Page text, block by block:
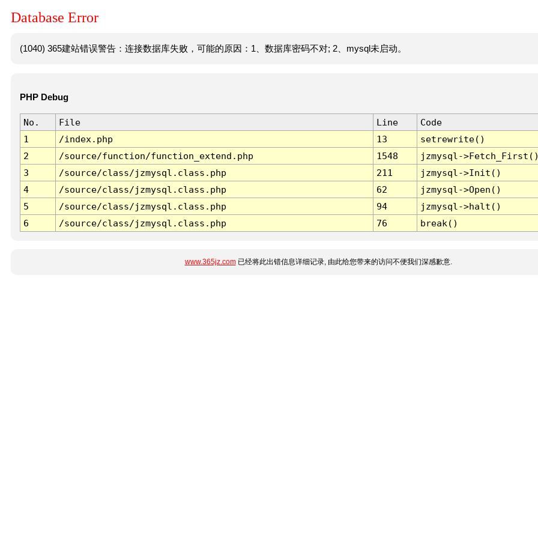
Database Error
(1040) 365建站错误警告：连接数据库失败，可能的原因：1、数据库密码不对; 2、mysql未启动。
PHP Debug
No. File Line
Code
1
/index.php 13
setrewrite()
2
/source/function/function_extend.php 1548
jzmysql-
3
/source/class/jzmysql.class.php 211
jzmysql->Init()
4
/source/class/jzmysql.class.php 62
jzmysql->Open()
5
/source/class/jzmysql.class.php 94
jzmysql->halt()
6
/source/class/jzmysql.class.php 76 break()
www.365jz.com已经将此出错信息详细记录, 由此给您带来的访问不便我们深感歉意.